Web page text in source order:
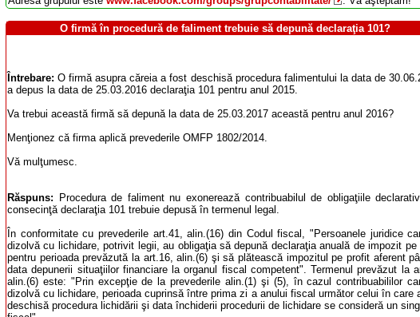
O firmă în procedură de faliment trebuie să depună declaraţia 101?
Întrebare: O firmă asupra căreia a fost deschisă procedura falimentului la data de
a depus la data de 25.03.2016 declaraţia 101 pentru anul 2015.
Va trebui această firmă să depună la data de 25.03.2017 această pentru anul 2016?
Menţionez că firma aplică prevederile OMFP 1802/2014.
Vă mulţumesc.
Răspuns: Procedura de faliment nu exonerează contribuabilul de obligaţiile
consecinţă declaraţia 101 trebuie depusă în termenul legal.
În conformitate cu prevederile art.41, alin.(16) din Codul fiscal, "Persoanele juridice
dizolvă cu lichidare, potrivit legii, au obligaţia să depună declaraţia anuală de impozit pe
pentru perioada prevăzută la art.16, alin.(6) şi să plătească impozitul pe profit aferent
data depunerii situaţiilor financiare la organul fiscal competent". Termenul prevăzut la
alin.(6) este: "Prin excepţie de la prevederile alin.(1) şi (5), în cazul contribuabililor
dizolvă cu lichidare, perioada cuprinsă între prima zi a anului fiscal următor celui în care
deschisă procedura lichidării şi data închiderii procedurii de lichidare se consideră un